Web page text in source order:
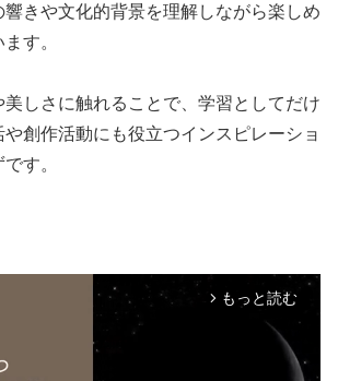
きや文化的背景を理解しながら楽しめ
す。
しさに触れることで、学習としてだけ
創作活動にも役立つインスピレーショ
す。
arrow_forward_ios もっと読む